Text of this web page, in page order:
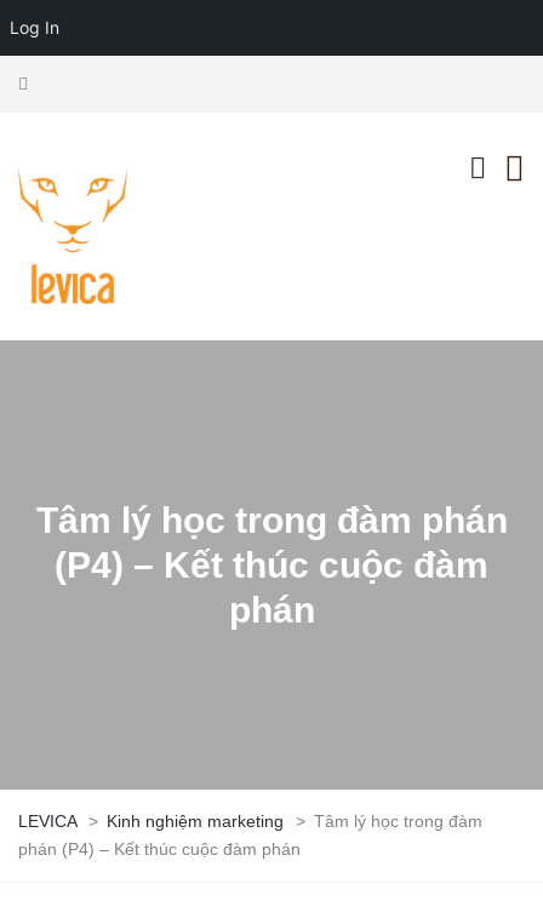
Tâm lý học trong đàm phán
(P4) – Kết thúc cuộc đàm
phán
LEVICA > Kinh nghiệm marketing > Tâm lý học trong đàm
phán (P4) – Kết thúc cuộc đàm phán
Log In